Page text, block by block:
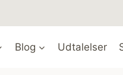
Blog Udtalelser